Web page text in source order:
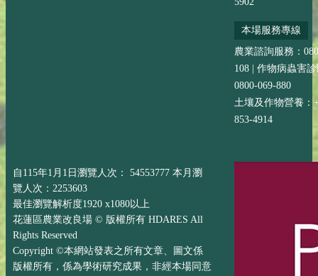
本場服務專線
農業諮詢服務：
108 | 作物病蟲害
0800-069-880
土壤及作物營養：
853-4914
自115年1月1日瀏覽人次： 54553777 本月瀏
覽人次：2253603
最佳瀏覽解析度1920 x1080以上
花蓮區農業改良場 © 版權所有 HDARES All
Rights Reserved
Copyright ©本網站發表之所有文章、圖文係
版權所有，係為學術研究成果，非經本場同意